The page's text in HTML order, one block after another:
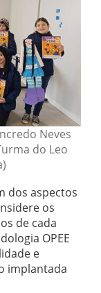
Neves
do Leo
dos aspectos
os
de cada
OPEE
e
implantada